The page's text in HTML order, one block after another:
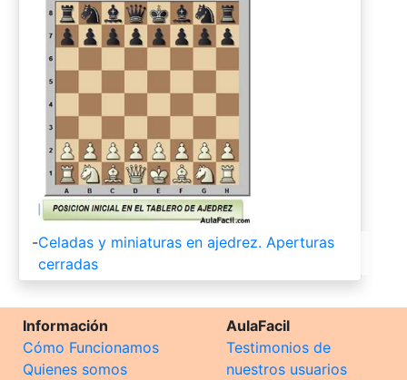
-Celadas y miniaturas en ajedrez. Aperturas
cerradas
Información
Cómo Funcionamos
Quienes somos
AulaFacil
Testimonios de
nuestros usuarios